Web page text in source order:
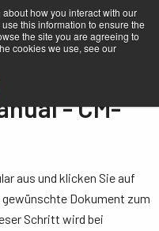
how you interact with our
this information to ensure the
the site you are agreeing to
cookies we use, see our
- CM-
aus und klicken Sie auf
gewünschte Dokument zum
Schritt wird bei